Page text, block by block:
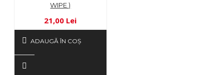
WIPE )
21,00 Lei
ADAUGĂ ÎN COŞ